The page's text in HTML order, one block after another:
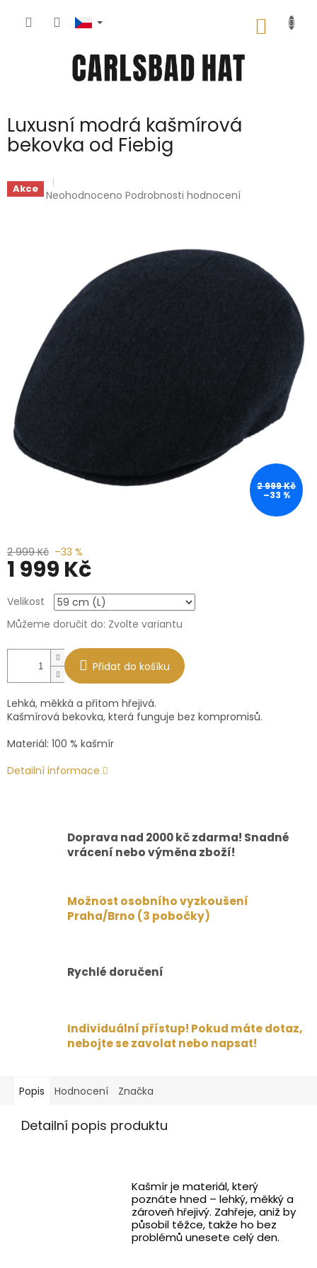
Luxusní modrá kašmírová
bekovka od Fiebig
Akce Průměrné
hvězdiček.
Neohodnoceno Podrobnosti hodnocení
2 999 Kč
–33 %
2 999 Kč –33 %
1 999 Kč
cena:
Velikost
Můžeme doručit do: Zvolte variantu
Přidat do košíku
Lehká, měkká a přitom hřejivá.
Kašmírová bekovka, která funguje bez kompromisů.
Materiál: 100 % kašmír
Detailní informace
Doprava nad 2000 kč zdarma! Snadné
vrácení nebo výměna zboží!
Možnost osobního vyzkoušení
Praha/Brno (3 pobočky)
Rychlé doručení
Individuální přístup! Pokud máte dotaz,
nebojte se zavolat nebo napsat!
Popis Hodnocení Značka
Detailní popis produktu
Kašmír je materiál, který
poznáte hned – lehký, měkký a
zároveň hřejivý. Zahřeje, aniž by
působil těžce, takže ho bez
problémů unesete celý den.